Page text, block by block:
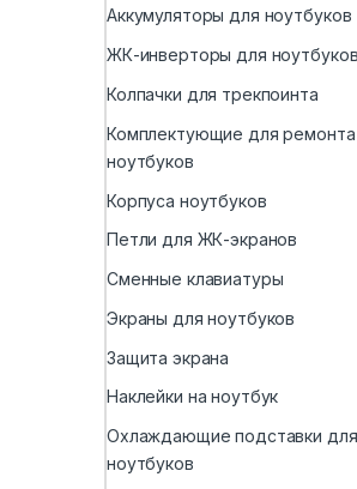
Аккумуляторы для ноутбуков
ЖК-инверторы для ноутбуков
Колпачки для трекпоинта
Комплектующие для ремонта
ноутбуков
Корпуса ноутбуков
Петли для ЖК-экранов
Сменные клавиатуры
Экраны для ноутбуков
Защита экрана
Наклейки на ноутбук
Охлаждающие подставки для
ноутбуков